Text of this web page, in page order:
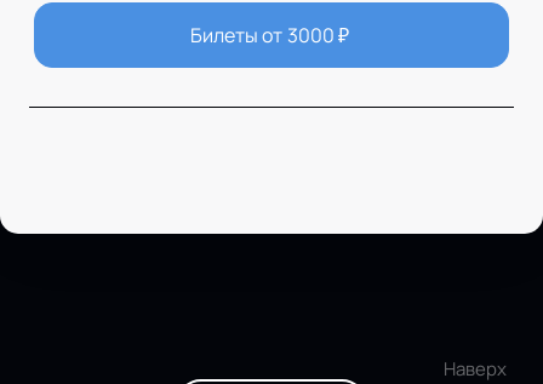
Билеты от 3000₽
Наверх